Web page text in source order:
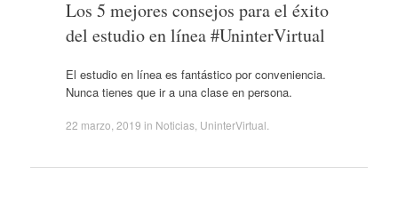
Los 5 mejores consejos para el éxito
del estudio en línea #UninterVirtual
El estudio en línea es fantástico por conveniencia.
Nunca tienes que ir a una clase en persona.
22 marzo, 2019 in Noticias, UninterVirtual